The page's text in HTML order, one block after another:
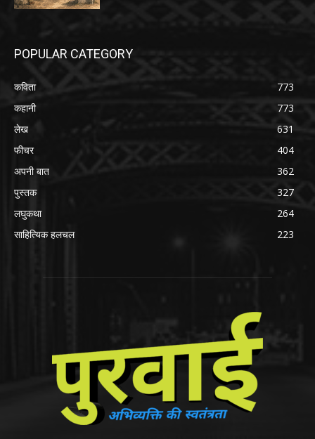
POPULAR CATEGORY
कविता
773
कहानी
773
लेख
631
फीचर
404
अपनी बात
362
पुस्तक
327
लघुकथा
264
साहित्यिक हलचल
223